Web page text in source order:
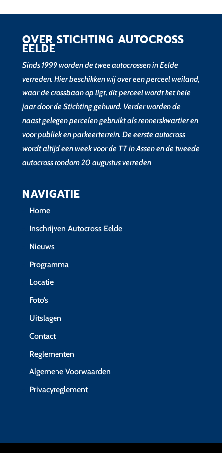
OVER STICHTING AUTOCROSS
EELDE
Sinds 1999 worden de twee autocrossen in Eelde
verreden. Hier beschikken wij over een perceel weiland,
waar de crossbaan op ligt, dit perceel wordt het hele
jaar door de Stichting gehuurd. Verder worden de
naast gelegen percelen gebruikt als rennerskwartier en
voor publiek en parkeerterrein. De eerste autocross
wordt altijd een week voor de TT in Assen en de tweede
autocross rondom 20 augustus verreden
NAVIGATIE
Home
Inschrijven Autocross Eelde
Nieuws
Programma
Locatie
Foto’s
Uitslagen
Contact
Reglementen
Algemene Voorwaarden
Privacyreglement